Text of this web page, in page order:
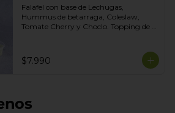
Falafel con base de Lechugas,
Hummus de betarraga, Coleslaw,
Tomate Cherry y Choclo. Topping de
$7.990